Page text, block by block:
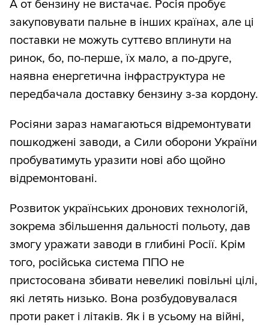
А от бензину не вистачає. Росія пробує
закуповувати пальне в інших країнах, але ці
поставки не можуть суттєво вплинути на
ринок, бо, по-перше, їх мало, а по-друге,
наявна енергетична інфраструктура не
передбачала доставку бензину з-за кордону.
Росіяни зараз намагаються відремонтувати
пошкоджені заводи, а Сили оборони України
пробуватимуть уразити нові або щойно
відремонтовані.
Розвиток українських дронових технологій,
зокрема збільшення дальності польоту, дав
змогу уражати заводи в глибині Росії. Крім
того, російська система ППО не
пристосована збивати невеликі повільні цілі,
які летять низько. Вона розбудовувалася
проти ракет і літаків. Як і в усьому на війні,